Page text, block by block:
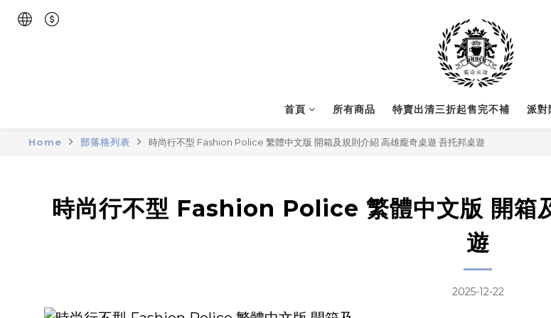
首頁 所有商品 特賣出清三折起售完不補 派對
Home 部落格列表 時尚行不型 Fashion Police 繁體中文版 開箱及規則介紹 高雄龐奇桌遊 吾托邦桌遊
時尚行不型 Fashion Police 繁體中文版 開箱
遊
2025-12-22